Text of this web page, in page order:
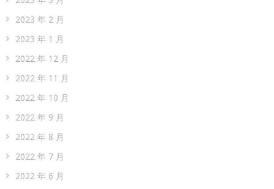
2023 年 2 月
2023 年 1 月
2022 年 12 月
2022 年 11 月
2022 年 10 月
2022 年 9 月
2022 年 8 月
2022 年 7 月
2022 年 6 月